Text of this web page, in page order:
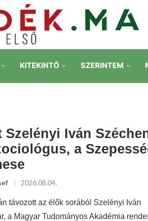
KITEKINTŐ SZERINTEM
Szelényi Iván
a
2026.08.04.
távozott az élők sorából Szelényi Iván
a Magyar Tudományos Akadémia